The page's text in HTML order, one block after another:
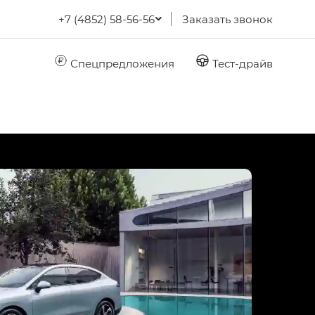
+7 (4852) 58-56-56 Заказать звонок
Спецпредложения Тест-драйв